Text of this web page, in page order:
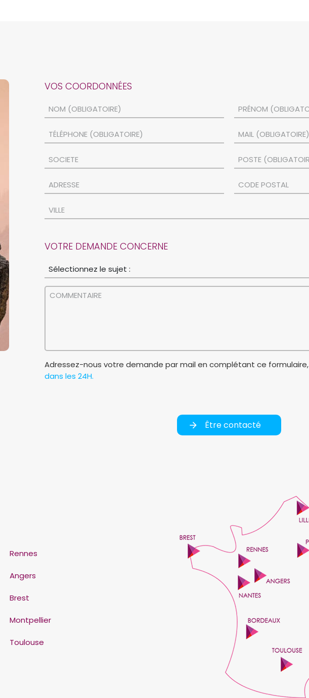
VOS COORDONNÉES
VOTRE DEMANDE CONCERNE
Adressez-nous votre demande par mail en complétant ce formulaire,
dans les 24H.
Être contacté
Rennes
Angers
Brest
Montpellier
Toulouse